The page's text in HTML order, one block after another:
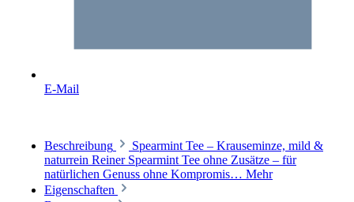
E-Mail
Beschreibung
Spearmint Tee – Krauseminze, mild &
naturrein Reiner Spearmint Tee ohne Zusätze – für
natürlichen Genuss ohne Kompromis… Mehr
Eigenschaften